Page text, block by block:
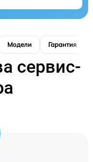
Модели Гарантия
сервис-